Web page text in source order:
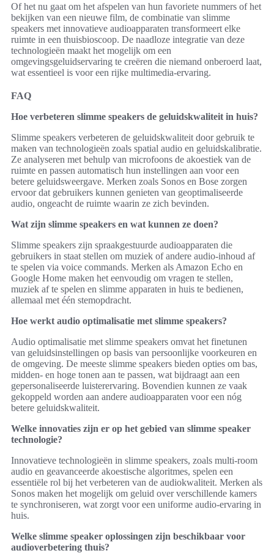
Of het nu gaat om het afspelen van hun favoriete nummers of het
bekijken van een nieuwe film, de combinatie van slimme
speakers met innovatieve audioapparaten transformeert elke
ruimte in een thuisbioscoop. De naadloze integratie van deze
technologieën maakt het mogelijk om een
omgevingsgeluidservaring te creëren die niemand onberoerd laat,
wat essentieel is voor een rijke multimedia-ervaring.
FAQ
Hoe verbeteren slimme speakers de geluidskwaliteit in huis?
Slimme speakers verbeteren de geluidskwaliteit door gebruik te
maken van technologieën zoals spatial audio en geluidskalibratie.
Ze analyseren met behulp van microfoons de akoestiek van de
ruimte en passen automatisch hun instellingen aan voor een
betere geluidsweergave. Merken zoals Sonos en Bose zorgen
ervoor dat gebruikers kunnen genieten van geoptimaliseerde
audio, ongeacht de ruimte waarin ze zich bevinden.
Wat zijn slimme speakers en wat kunnen ze doen?
Slimme speakers zijn spraakgestuurde audioapparaten die
gebruikers in staat stellen om muziek of andere audio-inhoud af
te spelen via voice commands. Merken als Amazon Echo en
Google Home maken het eenvoudig om vragen te stellen,
muziek af te spelen en slimme apparaten in huis te bedienen,
allemaal met één stemopdracht.
Hoe werkt audio optimalisatie met slimme speakers?
Audio optimalisatie met slimme speakers omvat het finetunen
van geluidsinstellingen op basis van persoonlijke voorkeuren en
de omgeving. De meeste slimme speakers bieden opties om bas,
midden- en hoge tonen aan te passen, wat bijdraagt aan een
gepersonaliseerde luisterervaring. Bovendien kunnen ze vaak
gekoppeld worden aan andere audioapparaten voor een nóg
betere geluidskwaliteit.
Welke innovaties zijn er op het gebied van slimme speaker
technologie?
Innovatieve technologieën in slimme speakers, zoals multi-room
audio en geavanceerde akoestische algoritmes, spelen een
essentiële rol bij het verbeteren van de audiokwaliteit. Merken als
Sonos maken het mogelijk om geluid over verschillende kamers
te synchroniseren, wat zorgt voor een uniforme audio-ervaring in
huis.
Welke slimme speaker oplossingen zijn beschikbaar voor
audioverbetering thuis?